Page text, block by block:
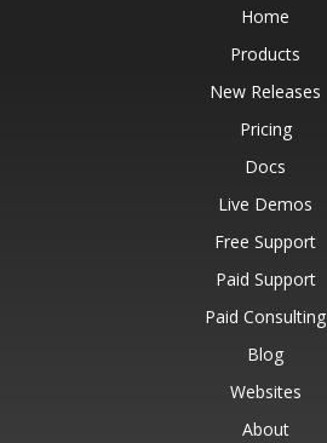
Home
Products
New Releases
Pricing
Docs
Live Demos
Free Support
Paid Support
Paid Consulting
Blog
Websites
About